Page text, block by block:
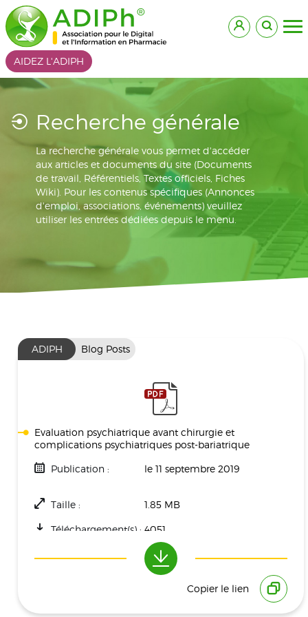
AIDEZ L'ADIPH
Recherche générale
La recherche générale vous permet d'accéder
aux articles et documents du site (Documents
de travail, Référentiels, Textes officiels, Fiches
Wiki). Pour les contenus spécifiques (Annonces
d'emploi, associations, événements) veuillez
utiliser les entrées dédiées depuis le menu.
ADIPH Blog Posts
Evaluation psychiatrique avant chirurgie et
complications psychiatriques post-bariatrique
Publication : le 11 septembre 2019
Taille : 1.85 MB
Téléchargement(s) : 4051
Copier le lien